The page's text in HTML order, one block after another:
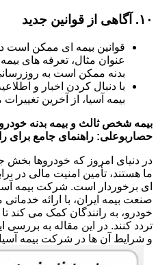
۱۰. آگاهی از قوانین جدید
قوانین بیمه ای ممکن است
عنوان مثال، تعرفه های
بدنه ممکن است به
با دنبال کردن اخبار و
بیمه آسیا، از آخرین
بیمه شخص ثالث و بیمه بدنه
حصاربوعلی: راهنمای جامع برای
در دنیای امروز که خودروها بخش
ما هستند، تأمین امنیت مالی در
ای برخوردار است. شرکت بیمه
صنعت بیمه ایران، با ارائه
خودرو، به رانندگان کمک می کند
تردد کنند. در این مقاله به بررسی
و شرایط آن ها در شرکت بیمه